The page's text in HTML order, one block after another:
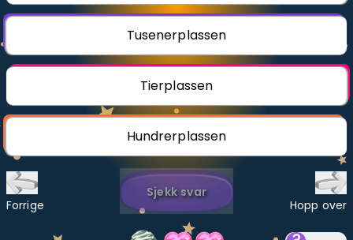
Bestill privatundervisning
Inviter en venn
Velg læreplan
Tusenerplassen
Tierplassen
Hundrerplassen
Forrige
Sjekk svar
Hopp over